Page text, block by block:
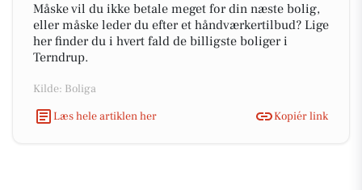
Måske vil du ikke betale meget for din næste bolig,
eller måske leder du efter et håndværkertilbud? Lige
her finder du i hvert fald de billigste boliger i
Terndrup.
Kilde: Boliga
Læs hele artiklen her
Kopiér link